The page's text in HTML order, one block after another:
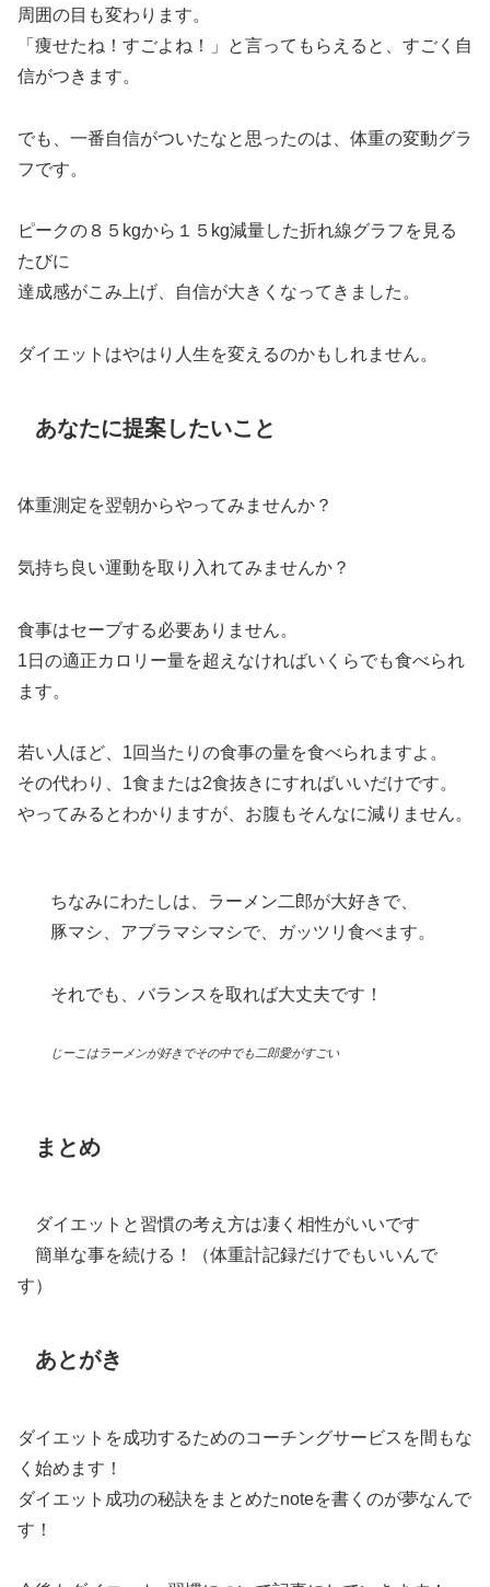
周囲の目も変わります。
「痩せたね！すごよね！」と言ってもらえると、すごく自
信がつきます。
でも、一番自信がついたなと思ったのは、体重の変動グラ
フです。
ピークの８５kgから１５kg減量した折れ線グラフを見る
たびに
達成感がこみ上げ、自信が大きくなってきました。
ダイエットはやはり人生を変えるのかもしれません。
あなたに提案したいこと
体重測定を翌朝からやってみませんか？
気持ち良い運動を取り入れてみませんか？
食事はセーブする必要ありません。
1日の適正カロリー量を超えなければいくらでも食べられ
ます。
若い人ほど、1回当たりの食事の量を食べられますよ。
その代わり、1食または2食抜きにすればいいだけです。
やってみるとわかりますが、お腹もそんなに減りません。
ちなみにわたしは、ラーメン二郎が大好きで、
豚マシ、アブラマシマシで、ガッツリ食べます。
それでも、バランスを取れば大丈夫です！
じーこはラーメンが好きでその中でも二郎愛がすごい
まとめ
ダイエットと習慣の考え方は凄く相性がいいです
簡単な事を続ける！（体重計記録だけでもいいんで
す）
あとがき
ダイエットを成功するためのコーチングサービスを間もな
く始めます！
ダイエット成功の秘訣をまとめたnoteを書くのが夢なんで
す！